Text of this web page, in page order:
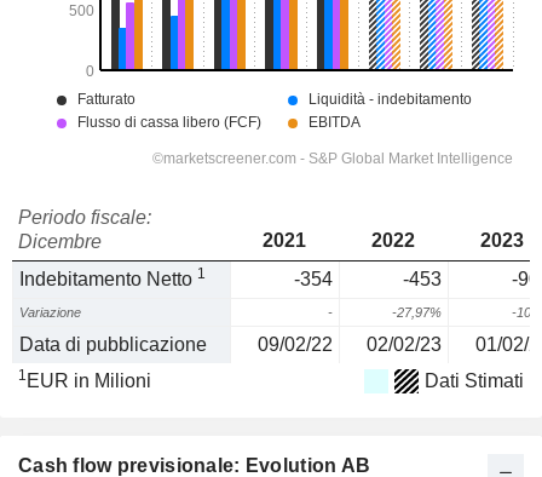
Periodo fiscale:
Dicembre
2021 2022
2023
Indebitamento Netto 1 -354 -453 -
Variazione - -27,97% -
Data di pubblicazione 09/02/22 02/02/23 01/02/
1 EUR in Milioni Dati Stimati
Cash flow previsionale: Evolution AB